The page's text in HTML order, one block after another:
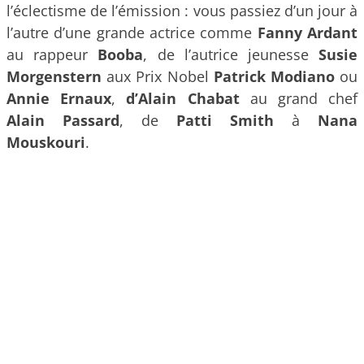
l’éclectisme de l’émission : vous passiez d’un jour à
l’autre d’une grande actrice comme Fanny Ardant
au rappeur Booba, de l’autrice jeunesseSusie
Morgenstern aux Prix Nobel Patrick Modianoou
Annie Ernaux,d’Alain Chabatau grand chef
Alain Passard, de Patti Smith à Nana
Mouskouri.